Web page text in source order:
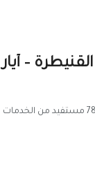
– أيار